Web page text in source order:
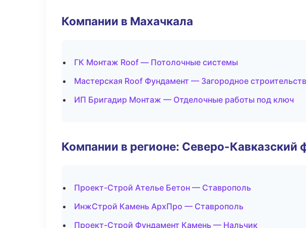
Компании в Махачкала
ГК Монтаж Roof — Потолочные системы
Мастерская Roof Фундамент — Загородное
ИП Бригадир Монтаж — Отделочные работы под ключ
Компании в регионе: Северо-Кавказский
Проект-Строй Ателье Бетон — Ставрополь
ИнжСтрой Камень АрхПро — Ставрополь
Проект-Строй Фундамент Камень — Нальчик